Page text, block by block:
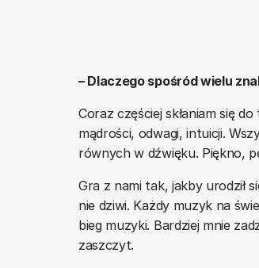
– Dlaczego spośród wielu
Coraz częściej skłaniam się
mądrości, odwagi, intuicji.
równych w dźwięku. Piękno,
Gra z nami tak, jakby urodził
nie dziwi. Każdy muzyk na
bieg muzyki. Bardziej mnie
zaszczyt.